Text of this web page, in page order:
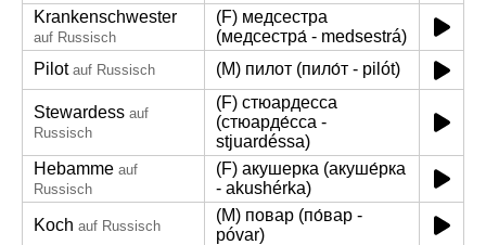
Krankenschwester
auf Russisch
(F) медсестра
(медсестра́ - medsestrá)
Pilot auf Russisch (M) пилот (пило́т - pilót)
Stewardess auf
Russisch
(F) стюардесса
(стюарде́сса -
stjuardéssa)
Hebamme auf
Russisch
(F) акушерка (акуше́рка
- akushérka)
Koch auf Russisch
(M) повар (по́вар -
póvar)